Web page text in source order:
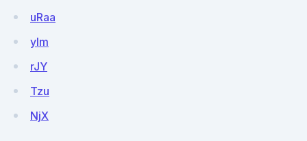
uRaa
yIm
rJY
Tzu
NjX